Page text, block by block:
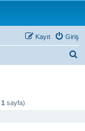
Giriş
Kayıt
1 sayfa)